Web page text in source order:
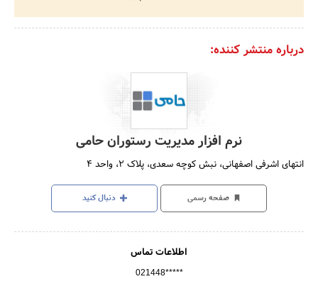
درباره منتشر کننده:
نرم افزار مدیریت رستوران حامی
انتهای اشرفی اصفهانی، نبش کوچه سعدی، پلاک 2، واحد 4
صفحه رسمی دنبال کنید
اطلاعات تماس
021448*****